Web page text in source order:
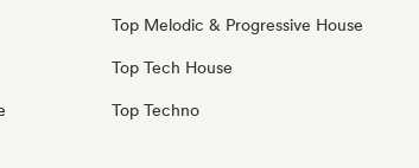
Top Melodic & Progressive House
Top Tech House
Top Techno